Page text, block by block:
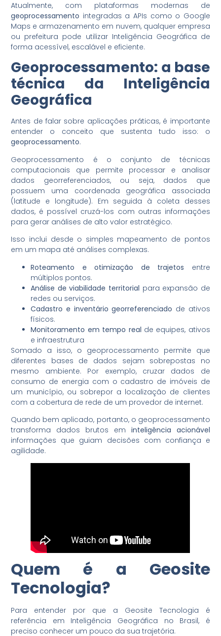
Atualmente, com plataformas modernas de
geoprocessamento integradas a APIs como o Google
Maps e armazenamento em nuvem, qualquer empresa
ou prefeitura pode utilizar Inteligência Geográfica de
forma acessível, escalável e eficiente.
Geoprocessamento: a base
técnica da Inteligência
Geográfica
Antes de falar sobre aplicações práticas, é importante
entender o conceito que sustenta tudo isso: o
geoprocessamento.
Geoprocessamento é o conjunto de técnicas
computacionais que permite processar e analisar
dados georreferenciados, ou seja, dados que
possuem uma coordenada geográfica associada
(latitude e longitude). Em seguida à coleta desses
dados, é possível cruzá-los com outras informações
para gerar análises de alto valor estratégico.
Isso inclui desde o simples mapeamento de pontos
em um mapa até análises complexas.
Roteamento e otimização de trajetos entre
múltiplos pontos.
Análise de viabilidade territorial para expansão de
redes ou serviços.
Cadastro e inventário georreferenciado de ativos
físicos.
Monitoramento em tempo real de equipes, ativos
e infraestrutura
Somado a isso, o geoprocessamento permite que
diferentes bases de dados sejam sobrepostas no
mesmo ambiente. Por exemplo, cruzar dados de
consumo de energia com o cadastro de imóveis de
um município, ou sobrepor a localização de clientes
com a cobertura de rede de um provedor de internet.
Quando bem aplicado, portanto, o geoprocessamento
transforma dados brutos em inteligência acionável
informações que guiam decisões com confiança e
agilidade.
Quem é a Geosite
Tecnologia?
Para entender por que a Geosite Tecnologia é
referência em Inteligência Geográfica no Brasil, é
preciso conhecer um pouco da sua trajetória.